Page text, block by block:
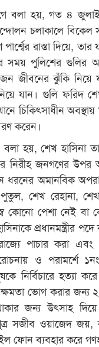
বলা হয়, গত ৪ জুলাই
চলাকালে বিকেল
পার্শ্বের রাস্তা দিয়ে,
সময় পুলিশের গুলির
জীবনের ঝুঁকি নিয়ে
যান। গুলি ফরিদ
চিকিৎসাধীন
করেন।
হয়, শেখ হাসিনা
নিরীহ জনগণের
ধরনের অমানবিক
শেখ রেহানা,
কোনো পেশা নেই বা
প্রধানমন্ত্রীর
পাচার করা
ও পরামর্শে
নির্বিচারে
ক্ষমতা ভোগ করার
জন্য উৎসাহ
সজীব ওয়াজেদ
ফোন ব্যবহার করে